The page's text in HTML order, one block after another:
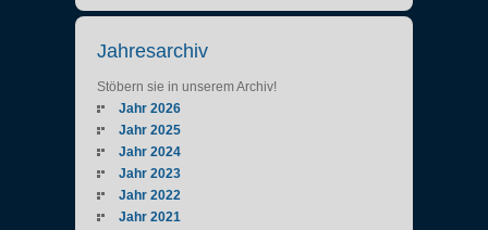
Jahresarchiv
Stöbern sie in unserem Archiv!
Jahr 2026
Jahr 2025
Jahr 2024
Jahr 2023
Jahr 2022
Jahr 2021